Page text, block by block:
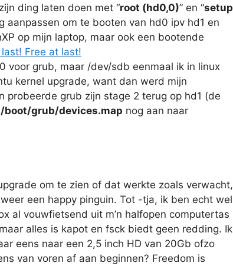
ding laten doen met “root (hd0,0)” en “setup
aanpassen om te booten van hd0 ipv hd1 en
op mijn laptop, maar ook een bootende
Free at last!
voor grub, maar /dev/sdb eenmaal ik in linux
kernel upgrade, want dan werd mijn
grub zijn stage 2 terug op hd1 (de
/boot/grub/devices.map nog aan naar
om te zien of dat werkte zoals verwacht,
een happy pinguin. Tot -tja, ik ben echt wel
al vouwfietsend uit m’n halfopen computertas
alles is kapot en fsck biedt geen redding. Ik
eens naar een 2,5 inch HD van 20Gb ofzo
van voren af aan beginnen? Freedom is